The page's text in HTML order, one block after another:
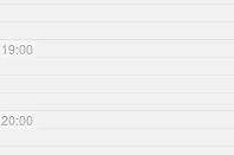
19:00
20:00